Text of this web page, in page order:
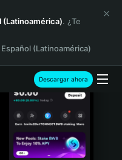
(Latinoamérica). ¿Te
(Latinoamérica)
Descargar ahora